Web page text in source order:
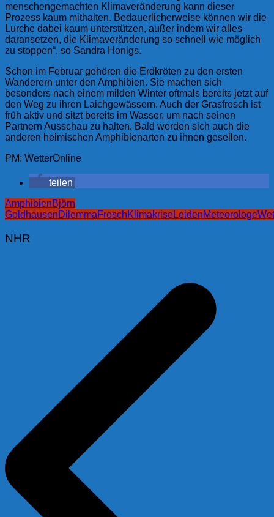
menschengemachten Klimaveränderung kann dieser
Prozess kaum mithalten. Bedauerlicherweise können wir die
Lurche dabei kaum unterstützen, außer indem wir alles
daransetzen, die Klimaveränderung so schnell wie möglich
zu stoppen“, so Sandra Honigs.
Schon im Februar gehören die Erdkröten zu den ersten
Wanderern unter den Amphibien. Sie machen sich
besonders nach einem milden Winter oftmals bereits jetzt auf
den Weg zu ihren Laichgewässern. Auch der Grasfrosch ist
früh aktiv und sitzt bereits im Wasser, um nach seinen
Partnern Ausschau zu halten. Bald werden sich auch die
anderen heimischen Amphibienarten zu ihnen gesellen.
PM: WetterOnline
teilen
AmphibienBjörn
GoldhausenDilemmaFroschKlimakriseLeidenMeteorologe
NHR